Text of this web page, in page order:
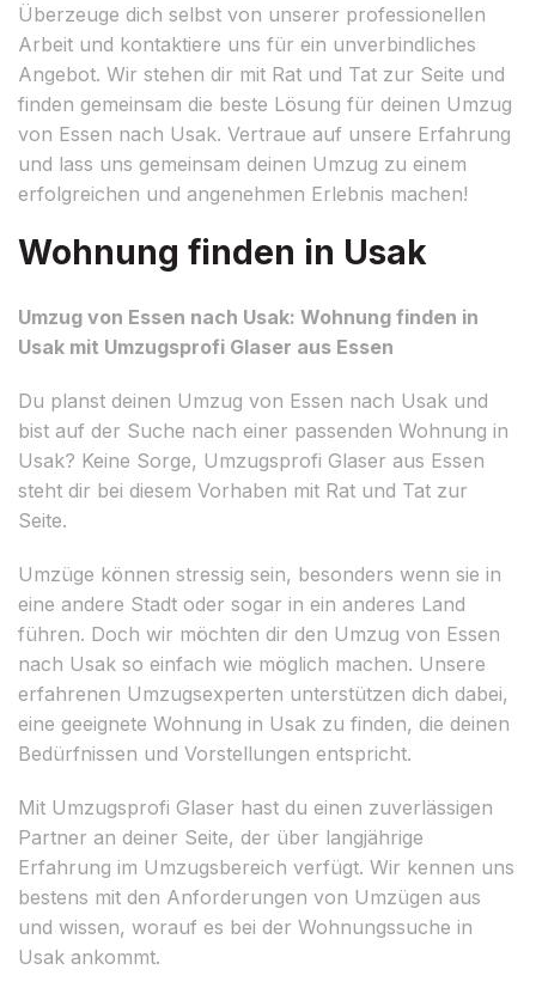
Überzeuge dich selbst von unserer professionellen
Arbeit und kontaktiere uns für ein unverbindliches
Angebot. Wir stehen dir mit Rat und Tat zur Seite und
finden gemeinsam die beste Lösung für deinen Umzug
von Essen nach Usak. Vertraue auf unsere Erfahrung
und lass uns gemeinsam deinen Umzug zu einem
erfolgreichen und angenehmen Erlebnis machen!
Wohnung finden in Usak
Umzug von Essen nach Usak: Wohnung finden in
Usak mit Umzugsprofi Glaser aus Essen
Du planst deinen Umzug von Essen nach Usak und
bist auf der Suche nach einer passenden Wohnung in
Usak? Keine Sorge, Umzugsprofi Glaser aus Essen
steht dir bei diesem Vorhaben mit Rat und Tat zur
Seite.
Umzüge können stressig sein, besonders wenn sie in
eine andere Stadt oder sogar in ein anderes Land
führen. Doch wir möchten dir den Umzug von Essen
nach Usak so einfach wie möglich machen. Unsere
erfahrenen Umzugsexperten unterstützen dich dabei,
eine geeignete Wohnung in Usak zu finden, die deinen
Bedürfnissen und Vorstellungen entspricht.
Mit Umzugsprofi Glaser hast du einen zuverlässigen
Partner an deiner Seite, der über langjährige
Erfahrung im Umzugsbereich verfügt. Wir kennen uns
bestens mit den Anforderungen von Umzügen aus
und wissen, worauf es bei der Wohnungssuche in
Usak ankommt.